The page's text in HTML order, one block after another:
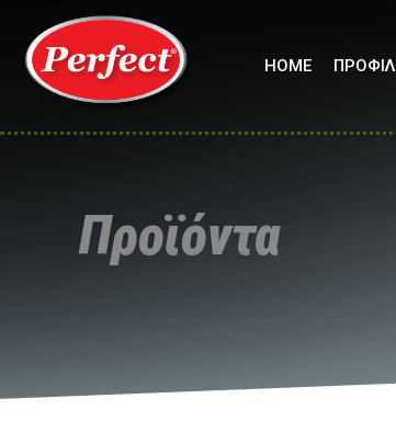
HOME ΠΡΟΦΙΛ
Προϊόντα